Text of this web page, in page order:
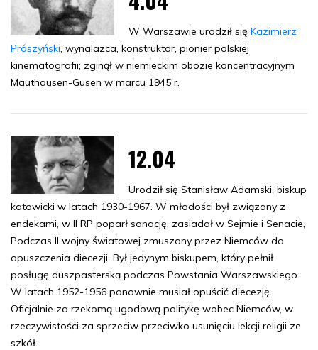
W Warszawie urodził sięKazimierz
Prószyński, wynalazca, konstruktor, pionier polskiej
kinematografii; zginął w niemieckim obozie koncentracyjnym
Mauthausen-Gusen w marcu 1945 r.
12.04
Urodził się Stanisław Adamski, biskup
katowicki w latach 1930-1967. W młodości był związany z
endekami, w II RP poparł sanację, zasiadał w Sejmie i Senacie,
Podczas II wojny światowej zmuszony przez Niemców do
opuszczenia diecezji. Był jedynym biskupem, który pełnił
posługę duszpasterską podczas Powstania Warszawskiego.
W latach 1952-1956 ponownie musiał opuścić diecezję.
Oficjalnie za rzekomą ugodową politykę wobec Niemców, w
rzeczywistości za sprzeciw przeciwko usunięciu lekcji religii ze
szkół.